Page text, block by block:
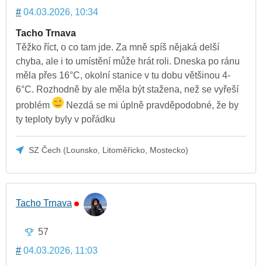
# 04.03.2026, 10:34
Tacho Trnava
Těžko říct, o co tam jde. Za mně spíš nějaká delší
chyba, ale i to umístění může hrát roli. Dneska po ránu
měla přes 16°C, okolní stanice v tu dobu většinou 4-
6°C. Rozhodně by ale měla být stažena, než se vyřeší
problém
Nezdá se mi úplně pravděpodobné, že by
ty teploty byly v pořádku
SZ Čech (Lounsko, Litoměřicko, Mostecko)
Tacho Trnava
57
# 04.03.2026, 11:03